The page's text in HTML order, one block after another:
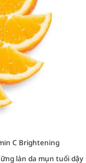
C Brightening
làn da mụn tuổi dậy